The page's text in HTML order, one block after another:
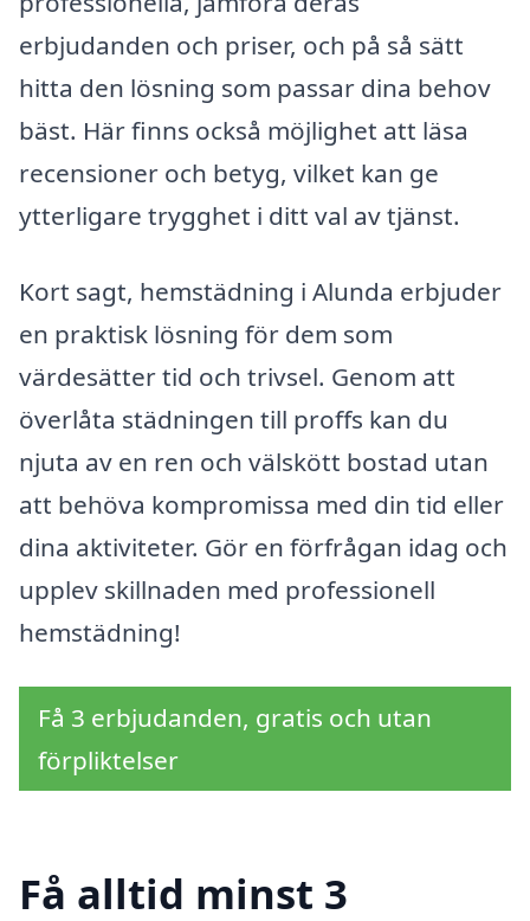
erbjudanden och priser, och på så sätt
hitta den lösning som passar dina behov
bäst. Här finns också möjlighet att läsa
recensioner och betyg, vilket kan ge
ytterligare trygghet i ditt val av tjänst.
Kort sagt, hemstädning i Alunda erbjuder
en praktisk lösning för dem som
värdesätter tid och trivsel. Genom att
överlåta städningen till proffs kan du
njuta av en ren och välskött bostad utan
att behöva kompromissa med din tid eller
dina aktiviteter. Gör en förfrågan idag och
upplev skillnaden med professionell
hemstädning!
Få 3 erbjudanden, gratis och utan
förpliktelser
Få alltid minst 3